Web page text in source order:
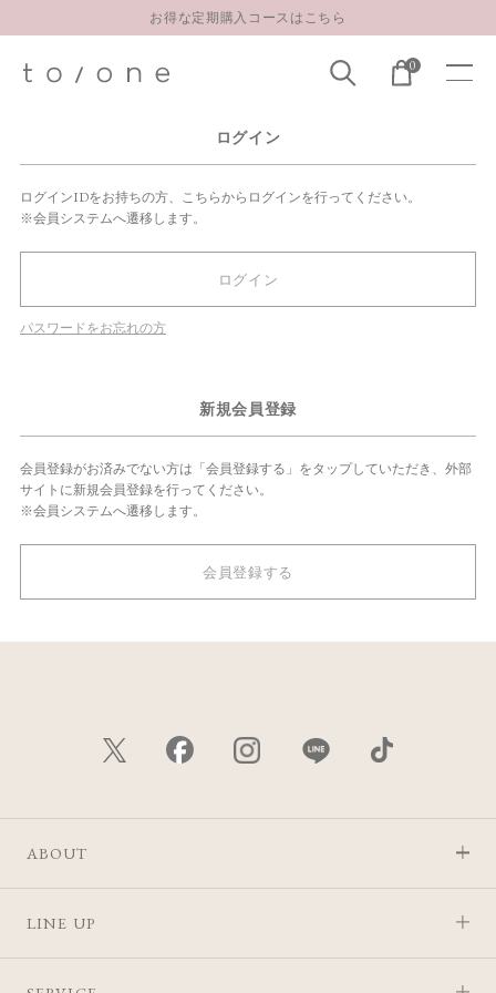
お得な定期購入コースはこちら
【重要】お盆期間中のお問い合わせと商品配送に関しまして
LINE お友達登録 500円OFFクーポンプレゼント
0
ログイン
ログインIDをお持ちの方、こちらからログインを行ってください。
※会員システムへ遷移します。
ログイン
パスワードをお忘れの方
新規会員登録
会員登録がお済みでない方は「会員登録する」をタップしていただき、外部
サイトに新規会員登録を行ってください。
※会員システムへ遷移します。
会員登録する
ABOUT
LINE UP